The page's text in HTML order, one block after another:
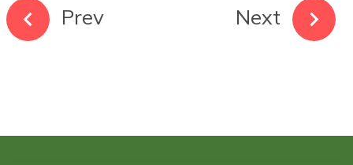
Prev Next